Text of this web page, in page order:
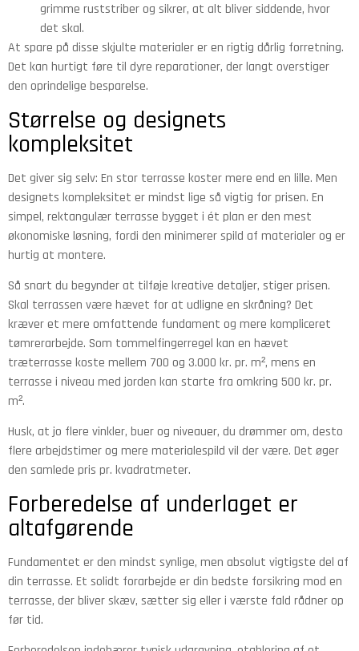
grimme ruststriber og sikrer, at alt bliver siddende, hvor
det skal.
At spare på disse skjulte materialer er en rigtig dårlig forretning.
Det kan hurtigt føre til dyre reparationer, der langt overstiger
den oprindelige besparelse.
Størrelse og designets
kompleksitet
Det giver sig selv: En stor terrasse koster mere end en lille. Men
designets kompleksitet er mindst lige så vigtig for prisen. En
simpel, rektangulær terrasse bygget i ét plan er den mest
økonomiske løsning, fordi den minimerer spild af materialer og er
hurtig at montere.
Så snart du begynder at tilføje kreative detaljer, stiger prisen.
Skal terrassen være hævet for at udligne en skråning? Det
kræver et mere omfattende fundament og mere kompliceret
tømrerarbejde. Som tommelfingerregel kan en hævet
træterrasse koste mellem 700 og 3.000 kr. pr. m², mens en
terrasse i niveau med jorden kan starte fra omkring 500 kr. pr.
m².
Husk, at jo flere vinkler, buer og niveauer, du drømmer om, desto
flere arbejdstimer og mere materialespild vil der være. Det øger
den samlede pris pr. kvadratmeter.
Forberedelse af underlaget er
altafgørende
Fundamentet er den mindst synlige, men absolut vigtigste del af
din terrasse. Et solidt forarbejde er din bedste forsikring mod en
terrasse, der bliver skæv, sætter sig eller i værste fald rådner op
før tid.